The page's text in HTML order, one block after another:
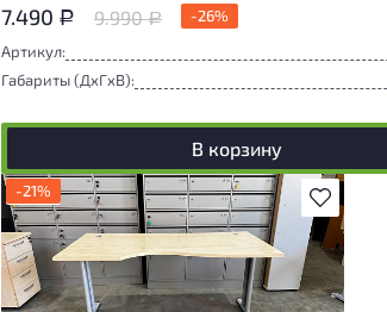
7.490 Р 9.990Р
-26%
Артикул:
Габариты (ДxГxВ):
В корзину
В избранное
-21%
У товара присутствуют незначительные
следы эксплуатации, не влияющие на
удобство его использования